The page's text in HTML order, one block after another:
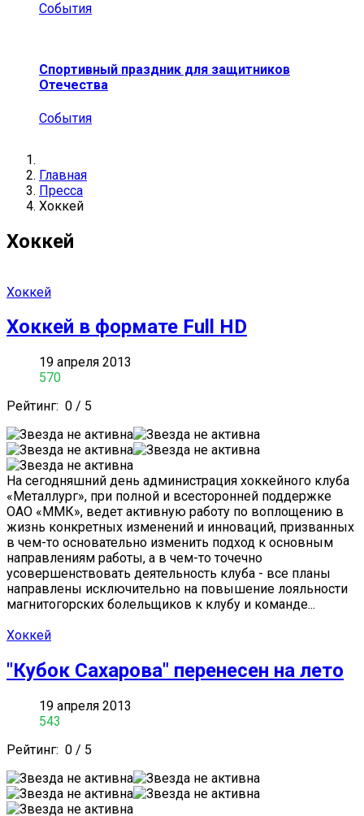
События
Спортивный праздник для защитников
Отечества
События
Главная
Пресса
Хоккей
Хоккей
Хоккей
Хоккей в формате Full HD
19 апреля 2013
570
Рейтинг: 0 / 5
На сегодняшний день администрация хоккейного клуба
«Металлург», при полной и всесторонней поддержке
ОАО «ММК», ведет активную работу по воплощению в
жизнь конкретных изменений и инноваций, призванных
в чем-то основательно изменить подход к основным
направлениям работы, а в чем-то точечно
усовершенствовать деятельность клуба - все планы
направлены исключительно на повышение лояльности
магнитогорских болельщиков к клубу и команде...
Хоккей
"Кубок Сахарова" перенесен на лето
19 апреля 2013
543
Рейтинг: 0 / 5